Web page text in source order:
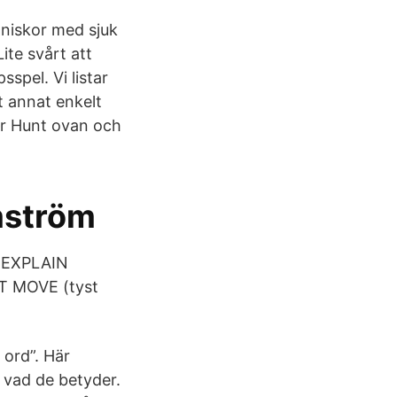
med sjuk
svårt att
Vi listar
annat enkelt
Hunt ovan och
MOVE (tyst
Här
de betyder.